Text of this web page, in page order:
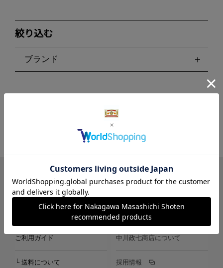
絞り込む
ブランド
LINE Instagram X Facebook メールマガジン
ご利用ガイド
└ 送料について
中川政七商店について
採用情報